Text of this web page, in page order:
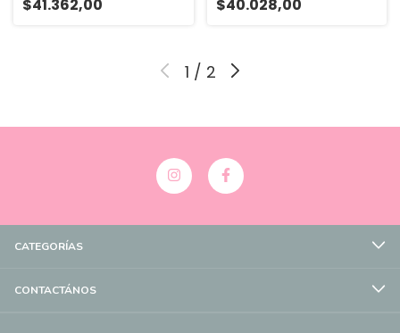
$41.362,00 $40.028,00
1 / 2
CATEGORÍAS
CONTACTÁNOS